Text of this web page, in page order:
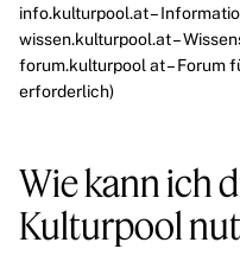
info.kulturpool.at–
wissen.kulturpool.at–
forum.kulturpool at– Forum
erforderlich)
Wie kann ich
Kulturpool